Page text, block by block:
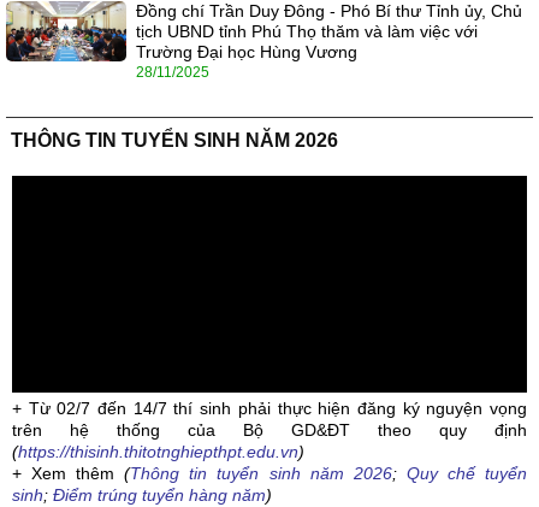
Đồng chí Trần Duy Đông - Phó Bí thư Tỉnh ủy, Chủ
tịch UBND tỉnh Phú Thọ thăm và làm việc với
Trường Đại học Hùng Vương
28/11/2025
THÔNG TIN TUYỂN SINH NĂM 2026
+ Từ 02/7 đến 14/7 thí sinh phải thực hiện đăng ký nguyện vọng
trên hệ thống của Bộ GD&ĐT theo quy định
(https://thisinh.thitotnghiepthpt.edu.vn)
+ Xem thêm(Thông tin tuyển sinh năm 2026; Quy chế tuyển
sinh; Điểm trúng tuyển hàng năm)